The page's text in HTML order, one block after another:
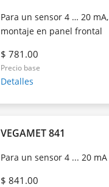
Para un sensor 4 … 20 mA,
montaje en panel frontal
$ 781.00
Precio base
Detalles
VEGAMET 841
Para un sensor 4 ... 20 mA
$ 841.00